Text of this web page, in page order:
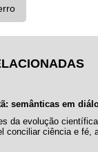
semânticas em
da evolução
conciliar ciência e fé,